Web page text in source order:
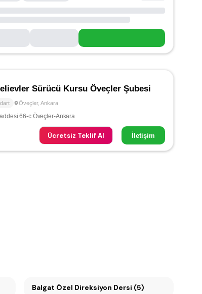
Sürücü Kursu Öveçler Şubesi
Öveçler, Ankara
66-c Öveçler-Ankara
Ücretsiz Teklif Al İletişim
Balgat Özel Direksiyon Dersi (5)